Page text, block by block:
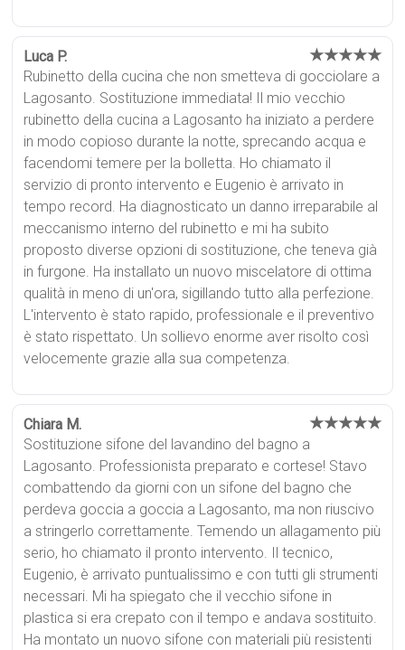
Luca P. ★★★★★
Rubinetto della cucina che non smetteva di gocciolare a
Lagosanto. Sostituzione immediata! Il mio vecchio
rubinetto della cucina a Lagosanto ha iniziato a perdere
in modo copioso durante la notte, sprecando acqua e
facendomi temere per la bolletta. Ho chiamato il
servizio di pronto intervento e Eugenio è arrivato in
tempo record. Ha diagnosticato un danno irreparabile al
meccanismo interno del rubinetto e mi ha subito
proposto diverse opzioni di sostituzione, che teneva già
in furgone. Ha installato un nuovo miscelatore di ottima
qualità in meno di un'ora, sigillando tutto alla perfezione.
L'intervento è stato rapido, professionale e il preventivo
è stato rispettato. Un sollievo enorme aver risolto così
velocemente grazie alla sua competenza.
Chiara M. ★★★★★
Sostituzione sifone del lavandino del bagno a
Lagosanto. Professionista preparato e cortese! Stavo
combattendo da giorni con un sifone del bagno che
perdeva goccia a goccia a Lagosanto, ma non riuscivo
a stringerlo correttamente. Temendo un allagamento più
serio, ho chiamato il pronto intervento. Il tecnico,
Eugenio, è arrivato puntualissimo e con tutti gli strumenti
necessari. Mi ha spiegato che il vecchio sifone in
plastica si era crepato con il tempo e andava sostituito.
Ha montato un nuovo sifone con materiali più resistenti